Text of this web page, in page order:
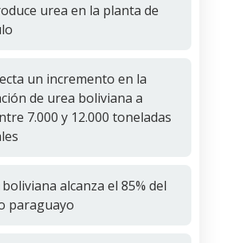
urea en la planta de
un incremento en la
de urea boliviana a
7.000 y 12.000 toneladas
alcanza el 85% del
paraguayo